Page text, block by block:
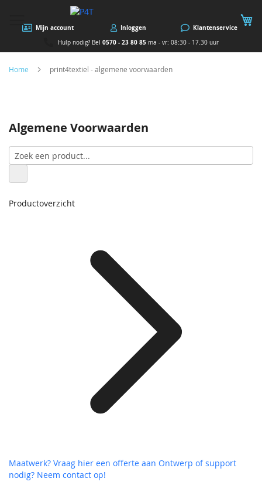
Mijn account Inloggen Klantenservice
Hulp nodig? Bel 0570 - 23 80 85ma - vr: 08:30 - 17.30 uur
Home print4textiel - algemene voorwaarden
Algemene Voorwaarden
Productoverzicht
Maatwerk? Vraag hier een offerte aan Ontwerp of support
nodig? Neem contact op!